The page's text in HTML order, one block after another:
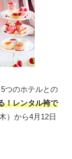
つのホテルとの
！レンタル袴で
）から4月12日